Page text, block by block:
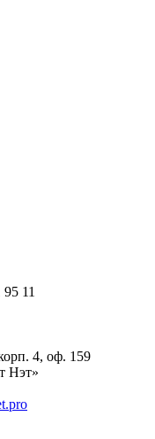
11
4, оф. 159
Нэт»